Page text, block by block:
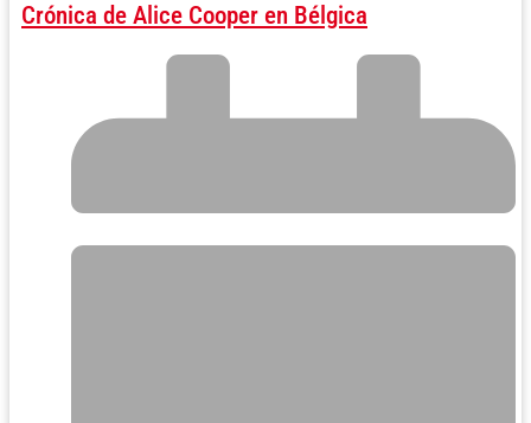
Crónica de Alice Cooper en Bélgica